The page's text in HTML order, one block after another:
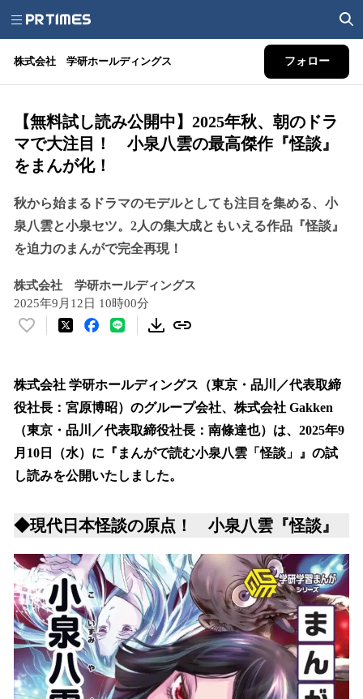
株式会社 学研ホールディングス フォロー
【無料試し読み公開中】2025年秋、朝のドラ
マで大注目！ 小泉八雲の最高傑作『怪談』
をまんが化！
秋から始まるドラマのモデルとしても注目を集める、小
泉八雲と小泉セツ。2人の集大成ともいえる作品『怪談』
を迫力のまんがで完全再現！
株式会社 学研ホールディングス
2025年9月12日 10時00分
い
！
数
を
読
み
込
み
で
す
株式会社 学研ホールディングス（東京・品川／代表取締
役社長：宮原博昭）のグループ会社、株式会社 Gakken
（東京・品川／代表取締役社長：南條達也）は、2025年9
月10日（水）に『まんがで読む小泉八雲「怪談」』の試
し読みを公開いたしました。
◆現代日本怪談の原点！ 小泉八雲『怪談』